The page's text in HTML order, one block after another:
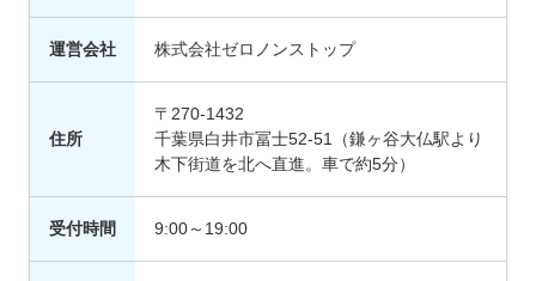
運営会社 株式会社ゼロノンストップ
住所
〒270-1432
千葉県白井市冨士52-51（鎌ヶ谷大仏駅より
木下街道を北へ直進。車で約5分）
受付時間 9:00～19:00